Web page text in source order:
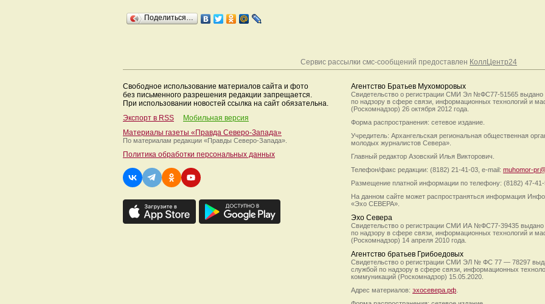
Поделиться…
Сервис рассылки смс-сообщений предоставлен КоллЦентр24
Свободное использование материалов сайта и фото
без письменного разрешения редакции запрещается.
При использовании новостей ссылка на сайт обязательна.
Экспорт в RSS
Мобильная версия
Материалы газеты «Правда Северо-Запада»
По материалам редакции «Правды Северо-Запада».
Политика обработки персональных данных
Агентство Братьев Мухоморовых
Свидетельство о регистрации СМИ Эл №ФС77-51565 выдано
по надзору в сфере связи, информационных технологий и
(Роскомнадзор) 26 октября 2012 года.
Форма распространения: сетевое издание.
Учредитель: Архангельская региональная общественная
молодых журналистов Севера».
Главный редактор Азовский Илья Викторович.
Телефон/факс редакции: (8182) 21-41-03, e-mail: muhomor-
Размещение платной информации по телефону: (8182) 47-
На данном сайте может распространяться информация
«Эхо СЕВЕРА».
Эхо Севера
Свидетельство о регистрации СМИ ИА №ФС77-39435 выдано
по надзору в сфере связи, информационных технологий и
(Роскомнадзор) 14 апреля 2010 года.
Агентство братьев Грибоедовых
Свидетельство о регистрации СМИ ЭЛ № ФС 77 — 78297
службой по надзору в сфере связи, информационных
коммуникаций (Роскомнадзор) 15.05.2020.
Адрес материалов: эхосевера.рф